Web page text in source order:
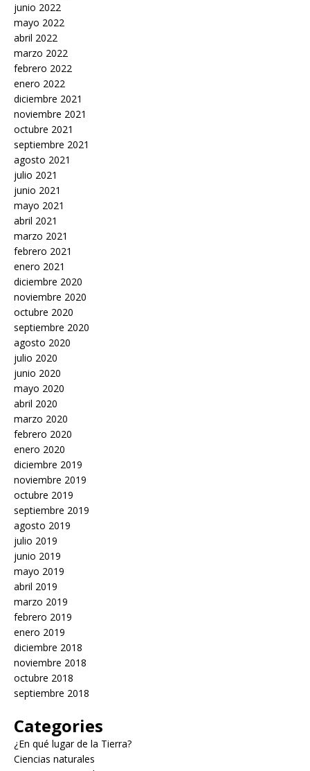
junio 2022
mayo 2022
abril 2022
marzo 2022
febrero 2022
enero 2022
diciembre 2021
noviembre 2021
octubre 2021
septiembre 2021
agosto 2021
julio 2021
junio 2021
mayo 2021
abril 2021
marzo 2021
febrero 2021
enero 2021
diciembre 2020
noviembre 2020
octubre 2020
septiembre 2020
agosto 2020
julio 2020
junio 2020
mayo 2020
abril 2020
marzo 2020
febrero 2020
enero 2020
diciembre 2019
noviembre 2019
octubre 2019
septiembre 2019
agosto 2019
julio 2019
junio 2019
mayo 2019
abril 2019
marzo 2019
febrero 2019
enero 2019
diciembre 2018
noviembre 2018
octubre 2018
septiembre 2018
Categories
¿En qué lugar de la Tierra?
Ciencias naturales